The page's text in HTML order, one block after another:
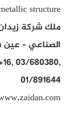
structure
ملك شركة
الصناعي – عين
03/680380,
01/891644